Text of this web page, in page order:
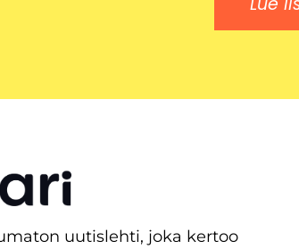
uutislehti, joka kertoo